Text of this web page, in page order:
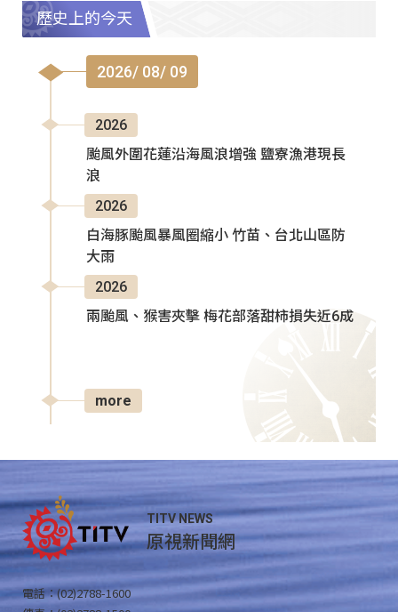
歷史上的今天
2026/ 08/ 09
2026
颱風外圍花蓮沿海風浪增強 鹽寮漁港現長
浪
2026
白海豚颱風暴風圈縮小 竹苗、台北山區防
大雨
2026
兩颱風、猴害夾擊 梅花部落甜柿損失近6成
more
TITV NEWS
原視新聞網
電話：(02)2788-1600